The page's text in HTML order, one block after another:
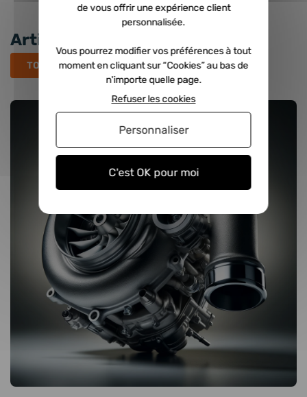
Articles récents
TOUS LES ARTICLES
de vous offrir une expérience client
personnalisée.
Vous pourrez modifier vos préférences à tout
moment en cliquant sur “Cookies” au bas de
n'importe quelle page.
C'est OK pour moi
Refuser les cookies
Personnaliser